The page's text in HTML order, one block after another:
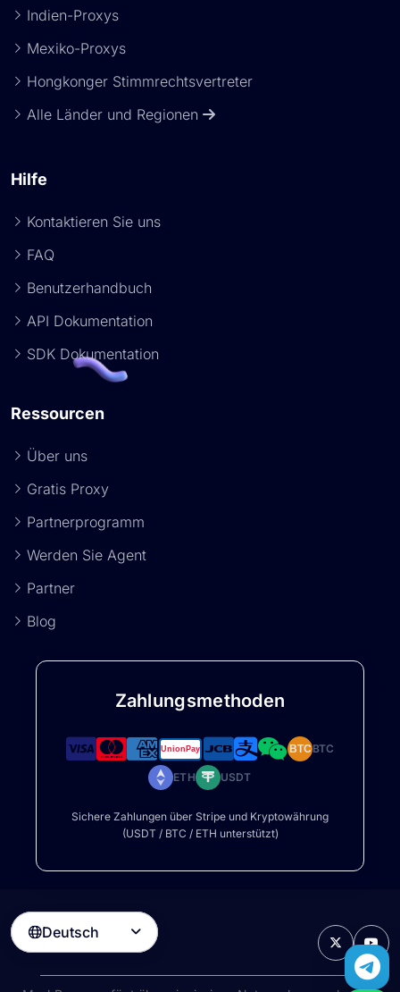
Indien-Proxys
Mexiko-Proxys
Hongkonger Stimmrechtsvertreter
Alle Länder und Regionen
Hilfe
Kontaktieren Sie uns
FAQ
Benutzerhandbuch
API Dokumentation
SDK Dokumentation
Ressourcen
Über uns
Gratis Proxy
Partnerprogramm
Werden Sie Agent
Partner
Blog
Zahlungsmethoden
BTCBTC
ETH USDT
Sichere Zahlungen über Stripe und Kryptowährung
(USDT / BTC / ETH unterstützt)
Deutsch 